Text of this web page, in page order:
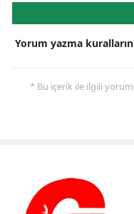
Yorum yazma
* Bu içerik ile ilgili yorum